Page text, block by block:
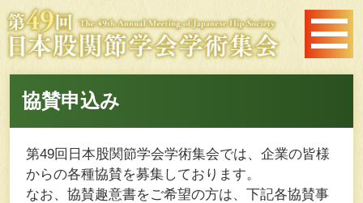
協賛申込み
第49回日本股関節学会学術集会では、企業の皆様
からの各種協賛を募集しております。
なお、協賛趣意書をご希望の方は、下記各協賛事